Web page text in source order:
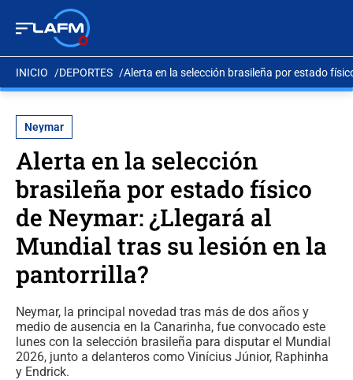
INICIO DEPORTES Alerta en la selección brasileña por estado
Neymar
Alerta en la selección
brasileña por estado físico
de Neymar: ¿Llegará al
Mundial tras su lesión en la
pantorrilla?
Neymar, la principal novedad tras más de dos años y
medio de ausencia en la Canarinha, fue convocado este
lunes con la selección brasileña para disputar el Mundial
2026, junto a delanteros como Vinícius Júnior, Raphinha
y Endrick.